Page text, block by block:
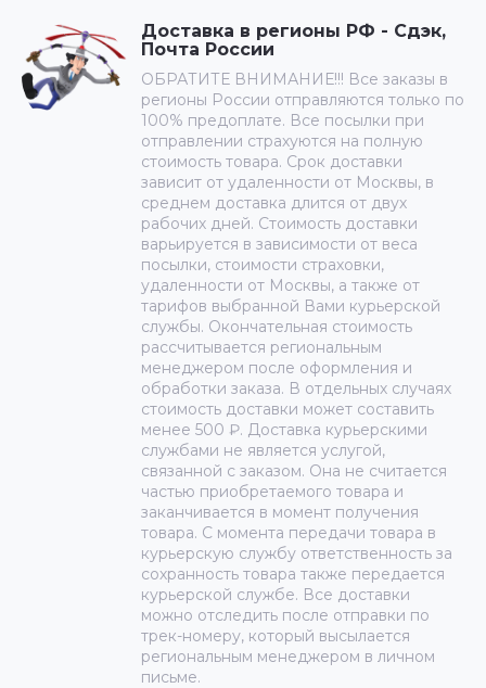
Доставка в регионы РФ - Сдэк,
Почта России
ОБРАТИТЕ ВНИМАНИЕ!!! Все заказы в
регионы России отправляются только по
100% предоплате. Все посылки при
отправлении страхуются на полную
стоимость товара. Срок доставки
зависит от удаленности от Москвы, в
среднем доставка длится от двух
рабочих дней. Стоимость доставки
варьируется в зависимости от веса
посылки, стоимости страховки,
удаленности от Москвы, а также от
тарифов выбранной Вами курьерской
службы. Окончательная стоимость
рассчитывается региональным
менеджером после оформления и
обработки заказа. В отдельных случаях
стоимость доставки может составить
менее 500 ₽. Доставка курьерскими
службами не является услугой,
связанной с заказом. Она не считается
частью приобретаемого товара и
заканчивается в момент получения
товара. С момента передачи товара в
курьерскую службу ответственность за
сохранность товара также передается
курьерской службе. Все доставки
можно отследить после отправки по
трек-номеру, который высылается
региональным менеджером в личном
письме.